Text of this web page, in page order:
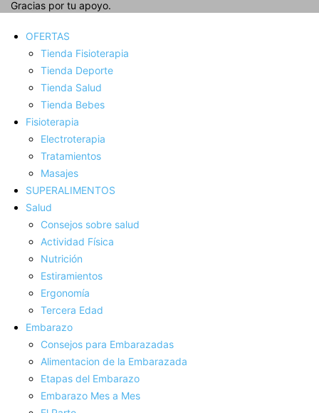
Gracias por tu apoyo.
OFERTAS
Tienda Fisioterapia
Tienda Deporte
Tienda Salud
Tienda Bebes
Fisioterapia
Electroterapia
Tratamientos
Masajes
SUPERALIMENTOS
Salud
Consejos sobre salud
Actividad Fí­sica
Nutrición
Estiramientos
Ergonomí­a
Tercera Edad
Embarazo
Consejos para Embarazadas
Alimentacion de la Embarazada
Etapas del Embarazo
Embarazo Mes a Mes